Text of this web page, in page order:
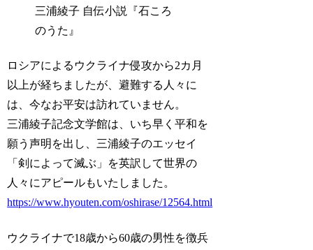
三浦綾子 自伝小説『石ころ
のうた』
ロシアによるウクライナ侵攻から2カ月
以上が経ちましたが、避難する人々に
は、今なお平安は訪れていません。
三浦綾子記念文学館は、いち早く平和を
願う声明を出し、三浦綾子のエッセイ
「剣によって滅ぶ」を英訳して世界の
人々にアピールもいたしました。
https://www.hyouten.com/oshirase/12564.html
ウクライナで18歳から60歳の男性を徴兵